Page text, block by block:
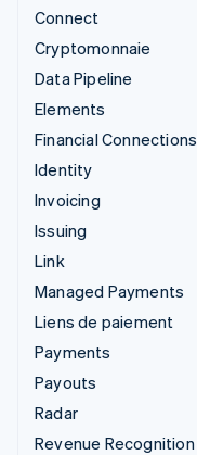
Connect
Cryptomonnaie
Data Pipeline
Elements
Financial Connections
Identity
Invoicing
Issuing
Link
Managed Payments
Liens de paiement
Payments
Payouts
Radar
Revenue Recognition